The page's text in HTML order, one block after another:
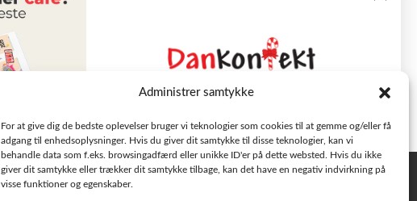
Administrer samtykke
For at give dig de bedste oplevelser bruger vi teknologier som cookies til at gemme og/eller få
adgang til enhedsoplysninger. Hvis du giver dit samtykke til disse teknologier, kan vi
behandle data som f.eks. browsingadfærd eller unikke ID'er på dette websted. Hvis du ikke
giver dit samtykke eller trækker dit samtykke tilbage, kan det have en negativ indvirkning på
visse funktioner og egenskaber.
Privatlivspolitik
Læs tilbudsavisen
Se aktuelle tilbud